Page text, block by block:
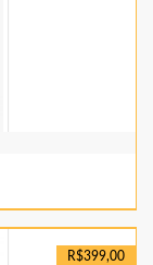
R$399,00